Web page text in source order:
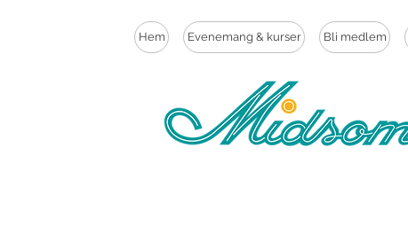
Hem Evenemang & kurser Bli medlem